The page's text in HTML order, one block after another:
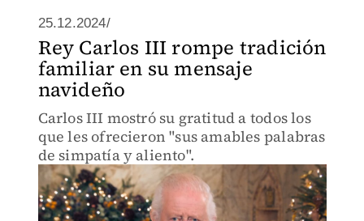
25.12.2024/
Rey Carlos III rompe tradición
familiar en su mensaje
navideño
Carlos III mostró su gratitud a todos los
que les ofrecieron "sus amables palabras
de simpatía y aliento".